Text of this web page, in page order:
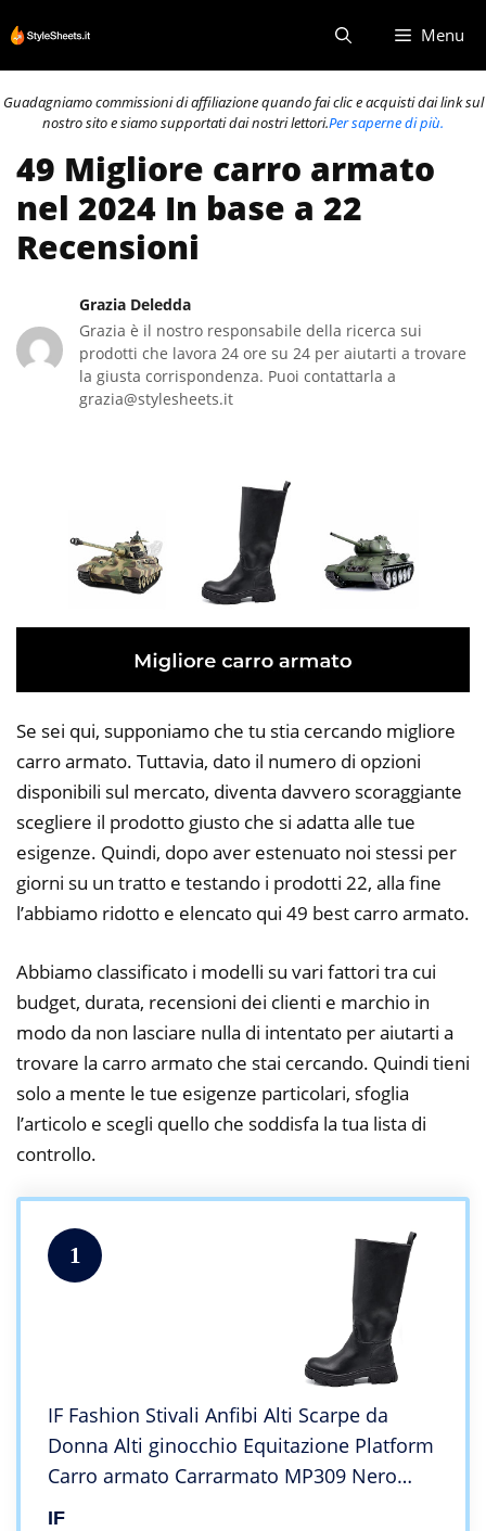
al
contenuto
Menu
Guadagniamo commissioni di affiliazione quando fai clic e acquisti dai link sul
nostro sito e siamo supportati dai nostri lettori.Per saperne di più.
49 Migliore carro armato
nel 2024 In base a 22
Recensioni
Grazia Deledda
Grazia è il nostro responsabile della ricerca sui
prodotti che lavora 24 ore su 24 per aiutarti a trovare
la giusta corrispondenza. Puoi contattarla a
grazia@stylesheets.it
Se sei qui, supponiamo che tu stia cercando migliore
carro armato. Tuttavia, dato il numero di opzioni
disponibili sul mercato, diventa davvero scoraggiante
scegliere il prodotto giusto che si adatta alle tue
esigenze. Quindi, dopo aver estenuato noi stessi per
giorni su un tratto e testando i prodotti 22, alla fine
l’abbiamo ridotto e elencato qui 49 best carro armato.
Abbiamo classificato i modelli su vari fattori tra cui
budget, durata, recensioni dei clienti e marchio in
modo da non lasciare nulla di intentato per aiutarti a
trovare la carro armato che stai cercando. Quindi tieni
solo a mente le tue esigenze particolari, sfoglia
l’articolo e scegli quello che soddisfa la tua lista di
controllo.
1
IF Fashion Stivali Anfibi Alti Scarpe da
Donna Alti ginocchio Equitazione Platform
Carro armato Carrarmato MP309 Nero
N.37
IF